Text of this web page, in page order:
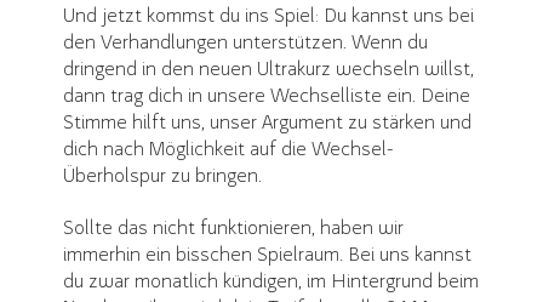
Und jetzt kommst du ins Spiel: Du kannst uns bei
den Verhandlungen unterstützen. Wenn du
dringend in den neuen Ultrakurz wechseln willst,
dann trag dich in unsere Wechselliste ein. Deine
Stimme hilft uns, unser Argument zu stärken und
dich nach Möglichkeit auf die Wechsel-
Überholspur zu bringen.
Sollte das nicht funktionieren, haben wir
immerhin ein bisschen Spielraum. Bei uns kannst
du zwar monatlich kündigen, im Hintergrund beim